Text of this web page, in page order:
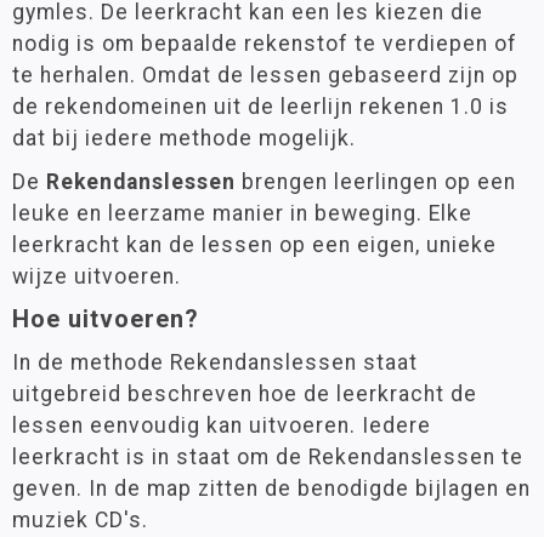
gymles. De leerkracht kan een les kiezen die
nodig is om bepaalde rekenstof te verdiepen of
te herhalen. Omdat de lessen gebaseerd zijn op
de rekendomeinen uit de leerlijn rekenen 1.0 is
dat bij iedere methode mogelijk.
De Rekendanslessen brengen leerlingen op een
leuke en leerzame manier in beweging. Elke
leerkracht kan de lessen op een eigen, unieke
wijze uitvoeren.
Hoe uitvoeren?
In de methode Rekendanslessen staat
uitgebreid beschreven hoe de leerkracht de
lessen eenvoudig kan uitvoeren. Iedere
leerkracht is in staat om de Rekendanslessen te
geven. In de map zitten de benodigde bijlagen en
muziek CD's.